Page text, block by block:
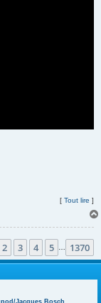
[ Tout lire ]
2 3 4 5 1370
Jacques Bosch